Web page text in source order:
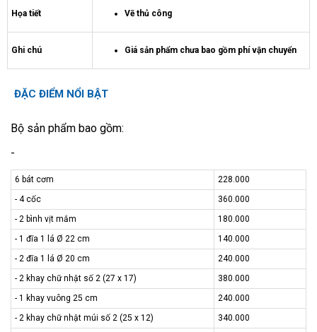
Họa tiết Vẽ thủ công
Ghi chú Giá sản phẩm chưa bao gồm phí vận chuyển
ĐẶC ĐIỂM NỔI BẬT
Bộ sản phẩm bao gồm:
-
6 bát cơm
228.000
- 4 cốc
360.000
- 2 bình vịt mắm
180.000
- 1 đĩa 1 lá Ø 22 cm
140.000
- 2 đĩa 1 lá Ø 20 cm
240.000
- 2 khay chữ nhật số 2 (27 x 17)
380.000
- 1 khay vuông 25 cm
240.000
- 2 khay chữ nhật múi số 2 (25 x 12)
340.000